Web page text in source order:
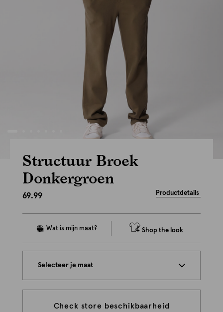
Structuur Broek
Donkergroen
69.99 Productdetails
Shop the look
Selecteer je maat
Check store beschikbaarheid